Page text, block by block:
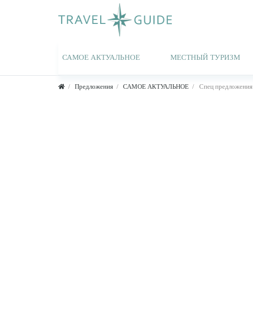
САМОЕ АКТУАЛЬНОЕ МЕСТНЫЙ ТУРИЗМ
Предложения САМОЕ АКТУАЛЬНОЕ Спец предложения